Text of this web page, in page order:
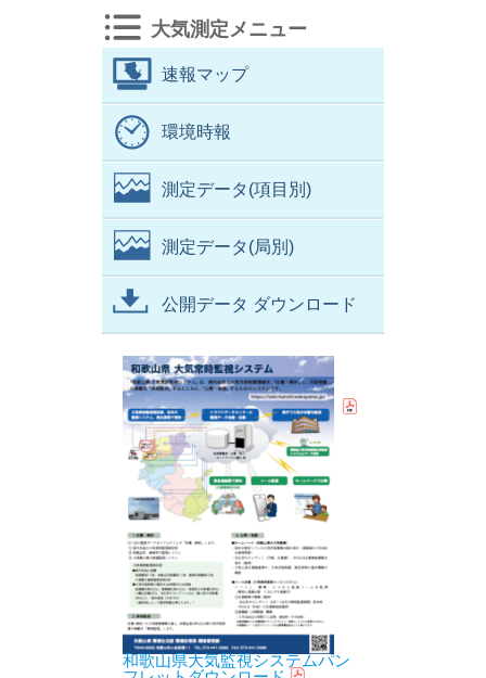
大気測定メニュー
速報マップ
環境時報
測定データ(項目別)
測定データ(局別)
公開データ ダウンロード
和歌山県大気監視システムパン